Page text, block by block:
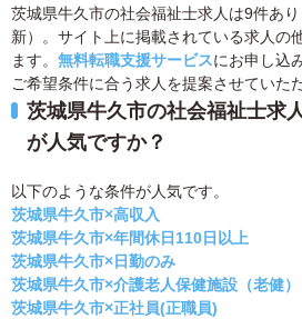
茨城県牛久市の社会福祉士求人は9件あ
新）。サイト上に掲載されている求人の
ます。 無料転職支援サービスにお申し込
ご希望条件に合う求人を提案させていた
茨城県牛久市の社会福祉士求
が人気ですか？
以下のような条件が人気です。
茨城県牛久市×高収入
茨城県牛久市×年間休日110日以上
茨城県牛久市×日勤のみ
茨城県牛久市×介護老人保健施設（老健）
茨城県牛久市×正社員(正職員)